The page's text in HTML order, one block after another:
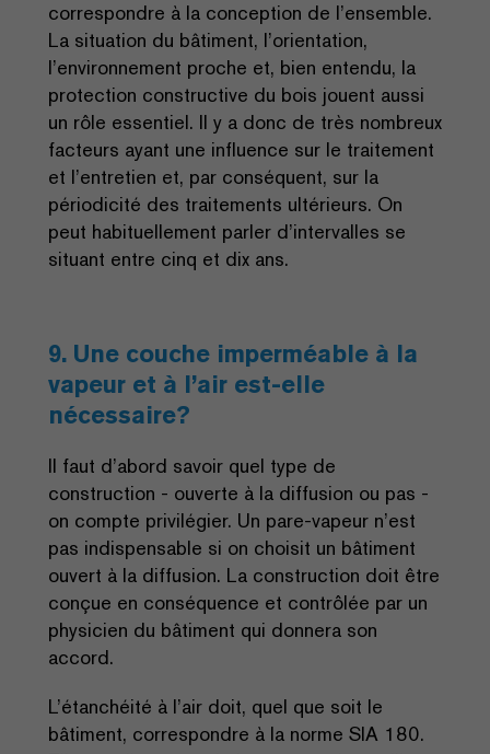
correspondre à la conception de l’ensemble.
La situation du bâtiment, l’orientation,
l’environnement proche et, bien entendu, la
protection constructive du bois jouent aussi
un rôle essentiel. Il y a donc de très nombreux
facteurs ayant une influence sur le traitement
et l’entretien et, par conséquent, sur la
périodicité des traitements ultérieurs. On
peut habituellement parler d’intervalles se
situant entre cinq et dix ans.
9. Une couche imperméable à la
vapeur et à l’air est-elle
nécessaire?
Il faut d’abord savoir quel type de
construction - ouverte à la diffusion ou pas -
on compte privilégier. Un pare-vapeur n’est
pas indispensable si on choisit un bâtiment
ouvert à la diffusion. La construction doit être
conçue en conséquence et contrôlée par un
physicien du bâtiment qui donnera son
accord.
L’étanchéité à l’air doit, quel que soit le
bâtiment, correspondre à la norme SIA 180.